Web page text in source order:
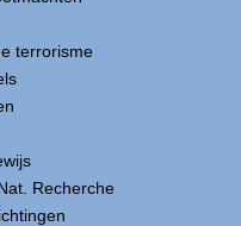
terrorisme
Recherche